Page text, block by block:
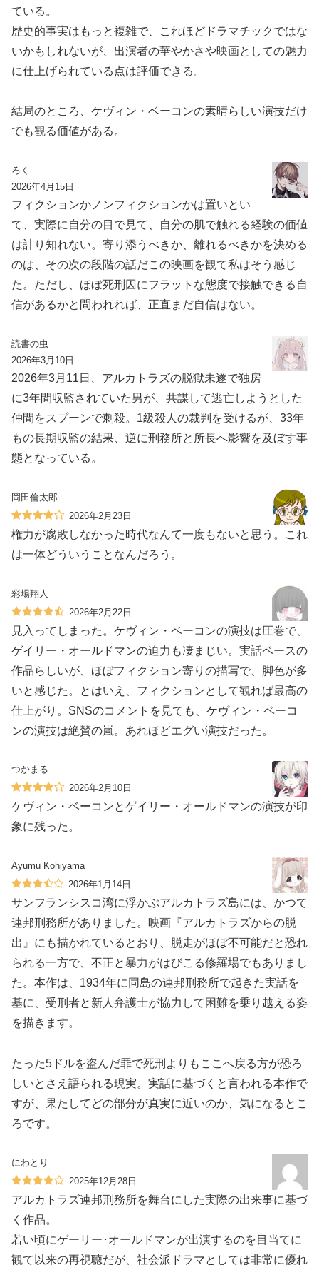
ている。
歴史的事実はもっと複雑で、これほどドラマチックではな
いかもしれないが、出演者の華やかさや映画としての魅力
に仕上げられている点は評価できる。
結局のところ、ケヴィン・ベーコンの素晴らしい演技だけ
でも観る価値がある。
ろく
2026年4月15日
フィクションかノンフィクションかは置いとい
て、実際に自分の目で見て、自分の肌で触れる経験の価値
は計り知れない。寄り添うべきか、離れるべきかを決める
のは、その次の段階の話だこの映画を観て私はそう感じ
た。ただし、ほぼ死刑囚にフラットな態度で接触できる自
信があるかと問われれば、正直まだ自信はない。
読書の虫
2026年3月10日
2026年3月11日、アルカトラズの脱獄未遂で独房
に3年間収監されていた男が、共謀して逃亡しようとした
仲間をスプーンで刺殺。1級殺人の裁判を受けるが、33年
もの長期収監の結果、逆に刑務所と所長へ影響を及ぼす事
態となっている。
岡田倫太郎
2026年2月23日
権力が腐敗しなかった時代なんて一度もないと思う。これ
は一体どういうことなんだろう。
彩場翔人
2026年2月22日
見入ってしまった。ケヴィン・ベーコンの演技は圧巻で、
ゲイリー・オールドマンの迫力も凄まじい。実話ベースの
作品らしいが、ほぼフィクション寄りの描写で、脚色が多
いと感じた。とはいえ、フィクションとして観れば最高の
仕上がり。SNSのコメントを見ても、ケヴィン・ベーコ
ンの演技は絶賛の嵐。あれほどエグい演技だった。
つかまる
2026年2月10日
ケヴィン・ベーコンとゲイリー・オールドマンの演技が印
象に残った。
Ayumu Kohiyama
2026年1月14日
サンフランシスコ湾に浮かぶアルカトラズ島には、かつて
連邦刑務所がありました。映画『アルカトラズからの脱
出』にも描かれているとおり、脱走がほぼ不可能だと恐れ
られる一方で、不正と暴力がはびこる修羅場でもありまし
た。本作は、1934年に同島の連邦刑務所で起きた実話を
基に、受刑者と新人弁護士が協力して困難を乗り越える姿
を描きます。
たった5ドルを盗んだ罪で死刑よりもここへ戻る方が恐ろ
しいとさえ語られる現実。実話に基づくと言われる本作で
すが、果たしてどの部分が真実に近いのか、気になるとこ
ろです。
にわとり
2025年12月28日
アルカトラズ連邦刑務所を舞台にした実際の出来事に基づ
く作品。
若い頃にゲーリー･オールドマンが出演するのを目当てに
観て以来の再視聴だが、社会派ドラマとしては非常に優れ